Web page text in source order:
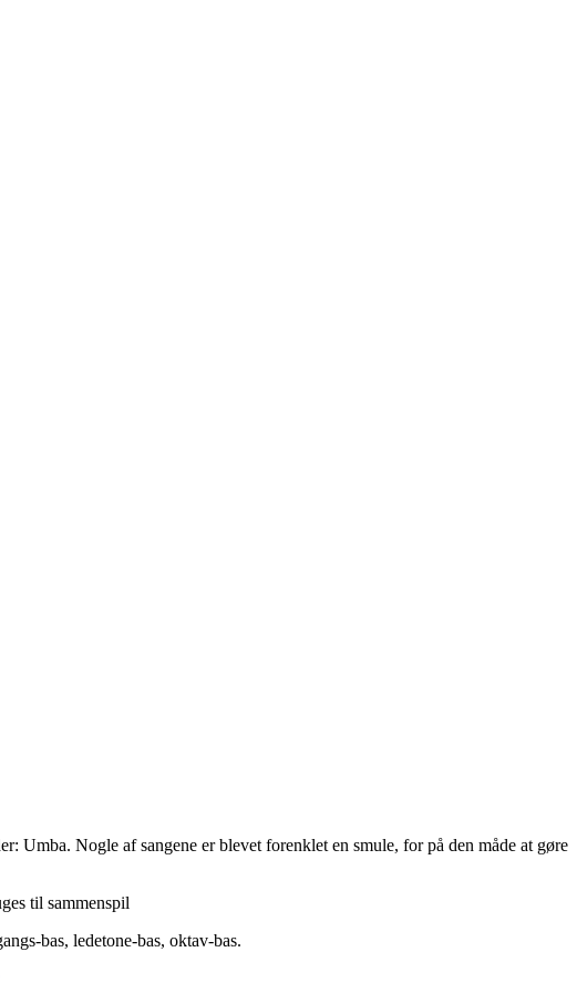
Umba. Nogle af sangene er blevet forenklet en smule, for på den måde at gøre
til sammenspil
bas, ledetone-bas, oktav-bas.